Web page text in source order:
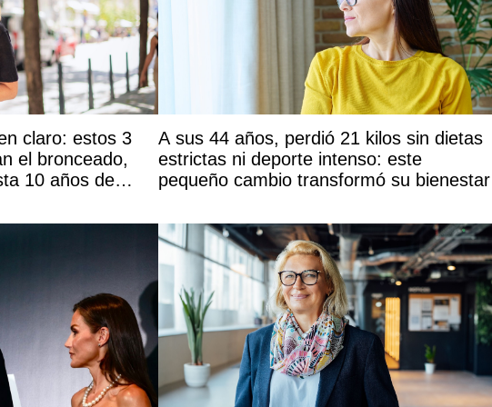
claro: estos 3
el bronceado,
10 años de
A sus 44 años, perdió 21 kilos sin dietas
estrictas ni deporte intenso: este
pequeño cambio transformó su bienestar